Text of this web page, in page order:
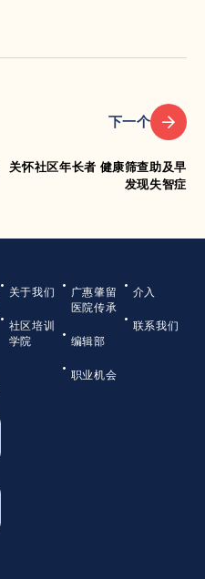
下一个
关怀社区年长者 健康筛查助及早
发现失智症
关于我们
社区培训
学院
广惠肇留
医院传承
编辑部
职业机会
介入
联系我们